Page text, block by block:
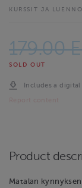
KURSSIT JA
179.00
SOLD OUT
Includes a
Product
Matalan